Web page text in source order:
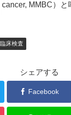
cancer, MMBC）と
臨床検査
シェアする
Facebook